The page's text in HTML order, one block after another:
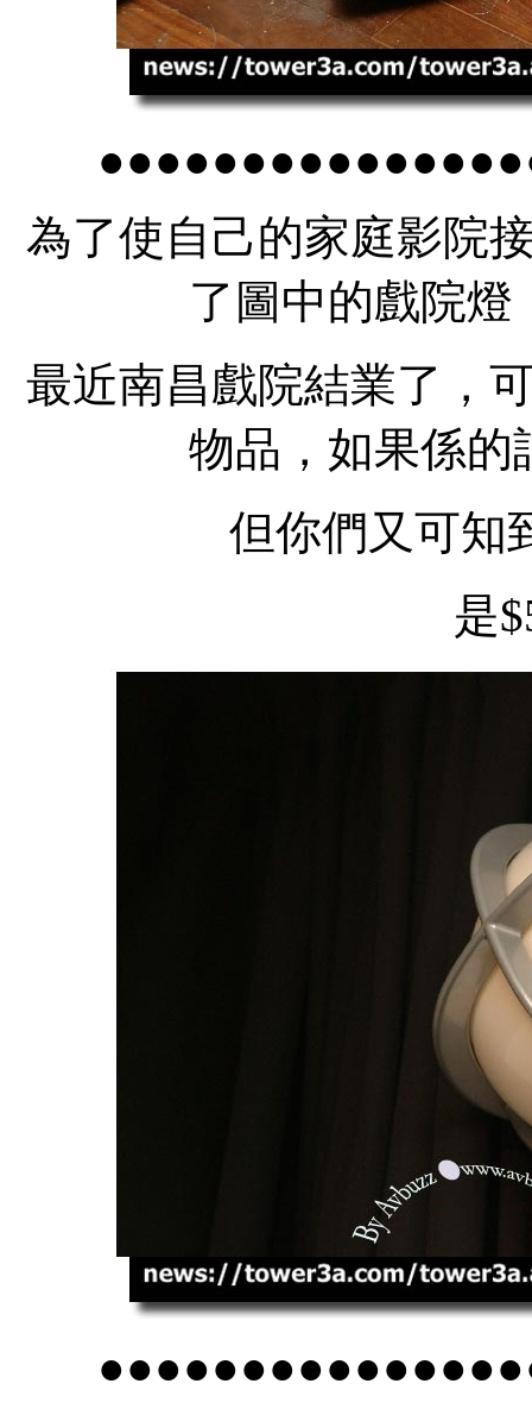
為了使自己的家庭影院
了圖中的戲院燈
最近南昌戲院結業了，
物品，如果係的
但你們又可知
是